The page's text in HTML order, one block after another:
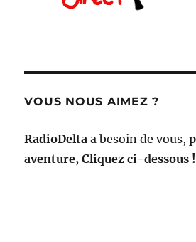
VOUS NOUS AIMEZ ?
RadioDelta a besoin de vous,
aventure, Cliquez ci-dessous !